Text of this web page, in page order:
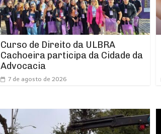
Curso de Direito da ULBRA
Cachoeira participa da Cidade da
Advocacia
7 de agosto de 2026